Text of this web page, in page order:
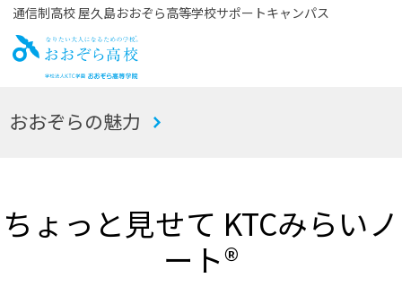
通信制高校 屋久島おおぞら高等学校サポートキャンパス
お
おおぞらの魅力
ちょっと見せて KTCみらいノ
ート®